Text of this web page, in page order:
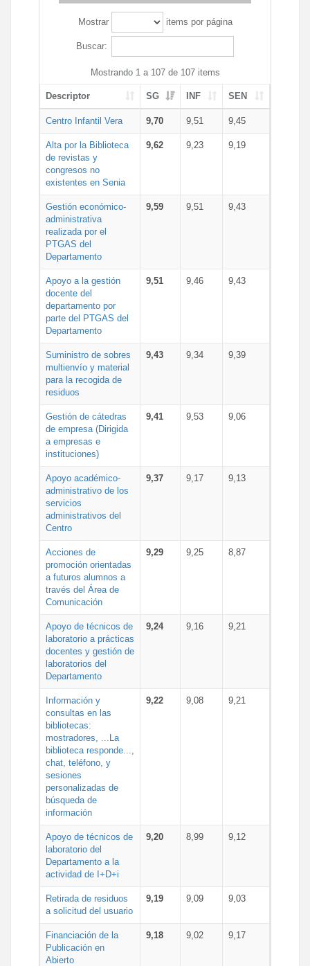
Mostrar items por página
Buscar:
Mostrando 1 a 107 de 107 items
Descriptor SG INF SEN
Centro Infantil Vera 9,70 9,51 9,45
Alta por la Biblioteca
de revistas y
congresos no
existentes en Senia
9,62 9,23 9,19
Gestión económico-
administrativa
realizada por el
PTGAS del
Departamento
9,59 9,51 9,43
Apoyo a la gestión
docente del
departamento por
parte del PTGAS del
Departamento
9,51 9,46 9,43
Suministro de sobres
multienvío y material
para la recogida de
residuos
9,43 9,34 9,39
Gestión de cátedras
de empresa (Dirigida
a empresas e
instituciones)
9,41 9,53 9,06
Apoyo académico-
administrativo de los
servicios
administrativos del
Centro
9,37 9,17 9,13
Acciones de
promoción orientadas
a futuros alumnos a
través del Área de
Comunicación
9,29 9,25 8,87
Apoyo de técnicos de
laboratorio a prácticas
docentes y gestión de
laboratorios del
Departamento
9,24 9,16 9,21
Información y
consultas en las
bibliotecas:
mostradores, ...La
biblioteca responde...,
chat, teléfono, y
sesiones
personalizadas de
búsqueda de
información
9,22 9,08 9,21
Apoyo de técnicos de
laboratorio del
Departamento a la
actividad de I+D+i
9,20 8,99 9,12
Retirada de residuos
a solicitud del usuario
9,19 9,09 9,03
Financiación de la
Publicación en
Abierto
9,18 9,02 9,17